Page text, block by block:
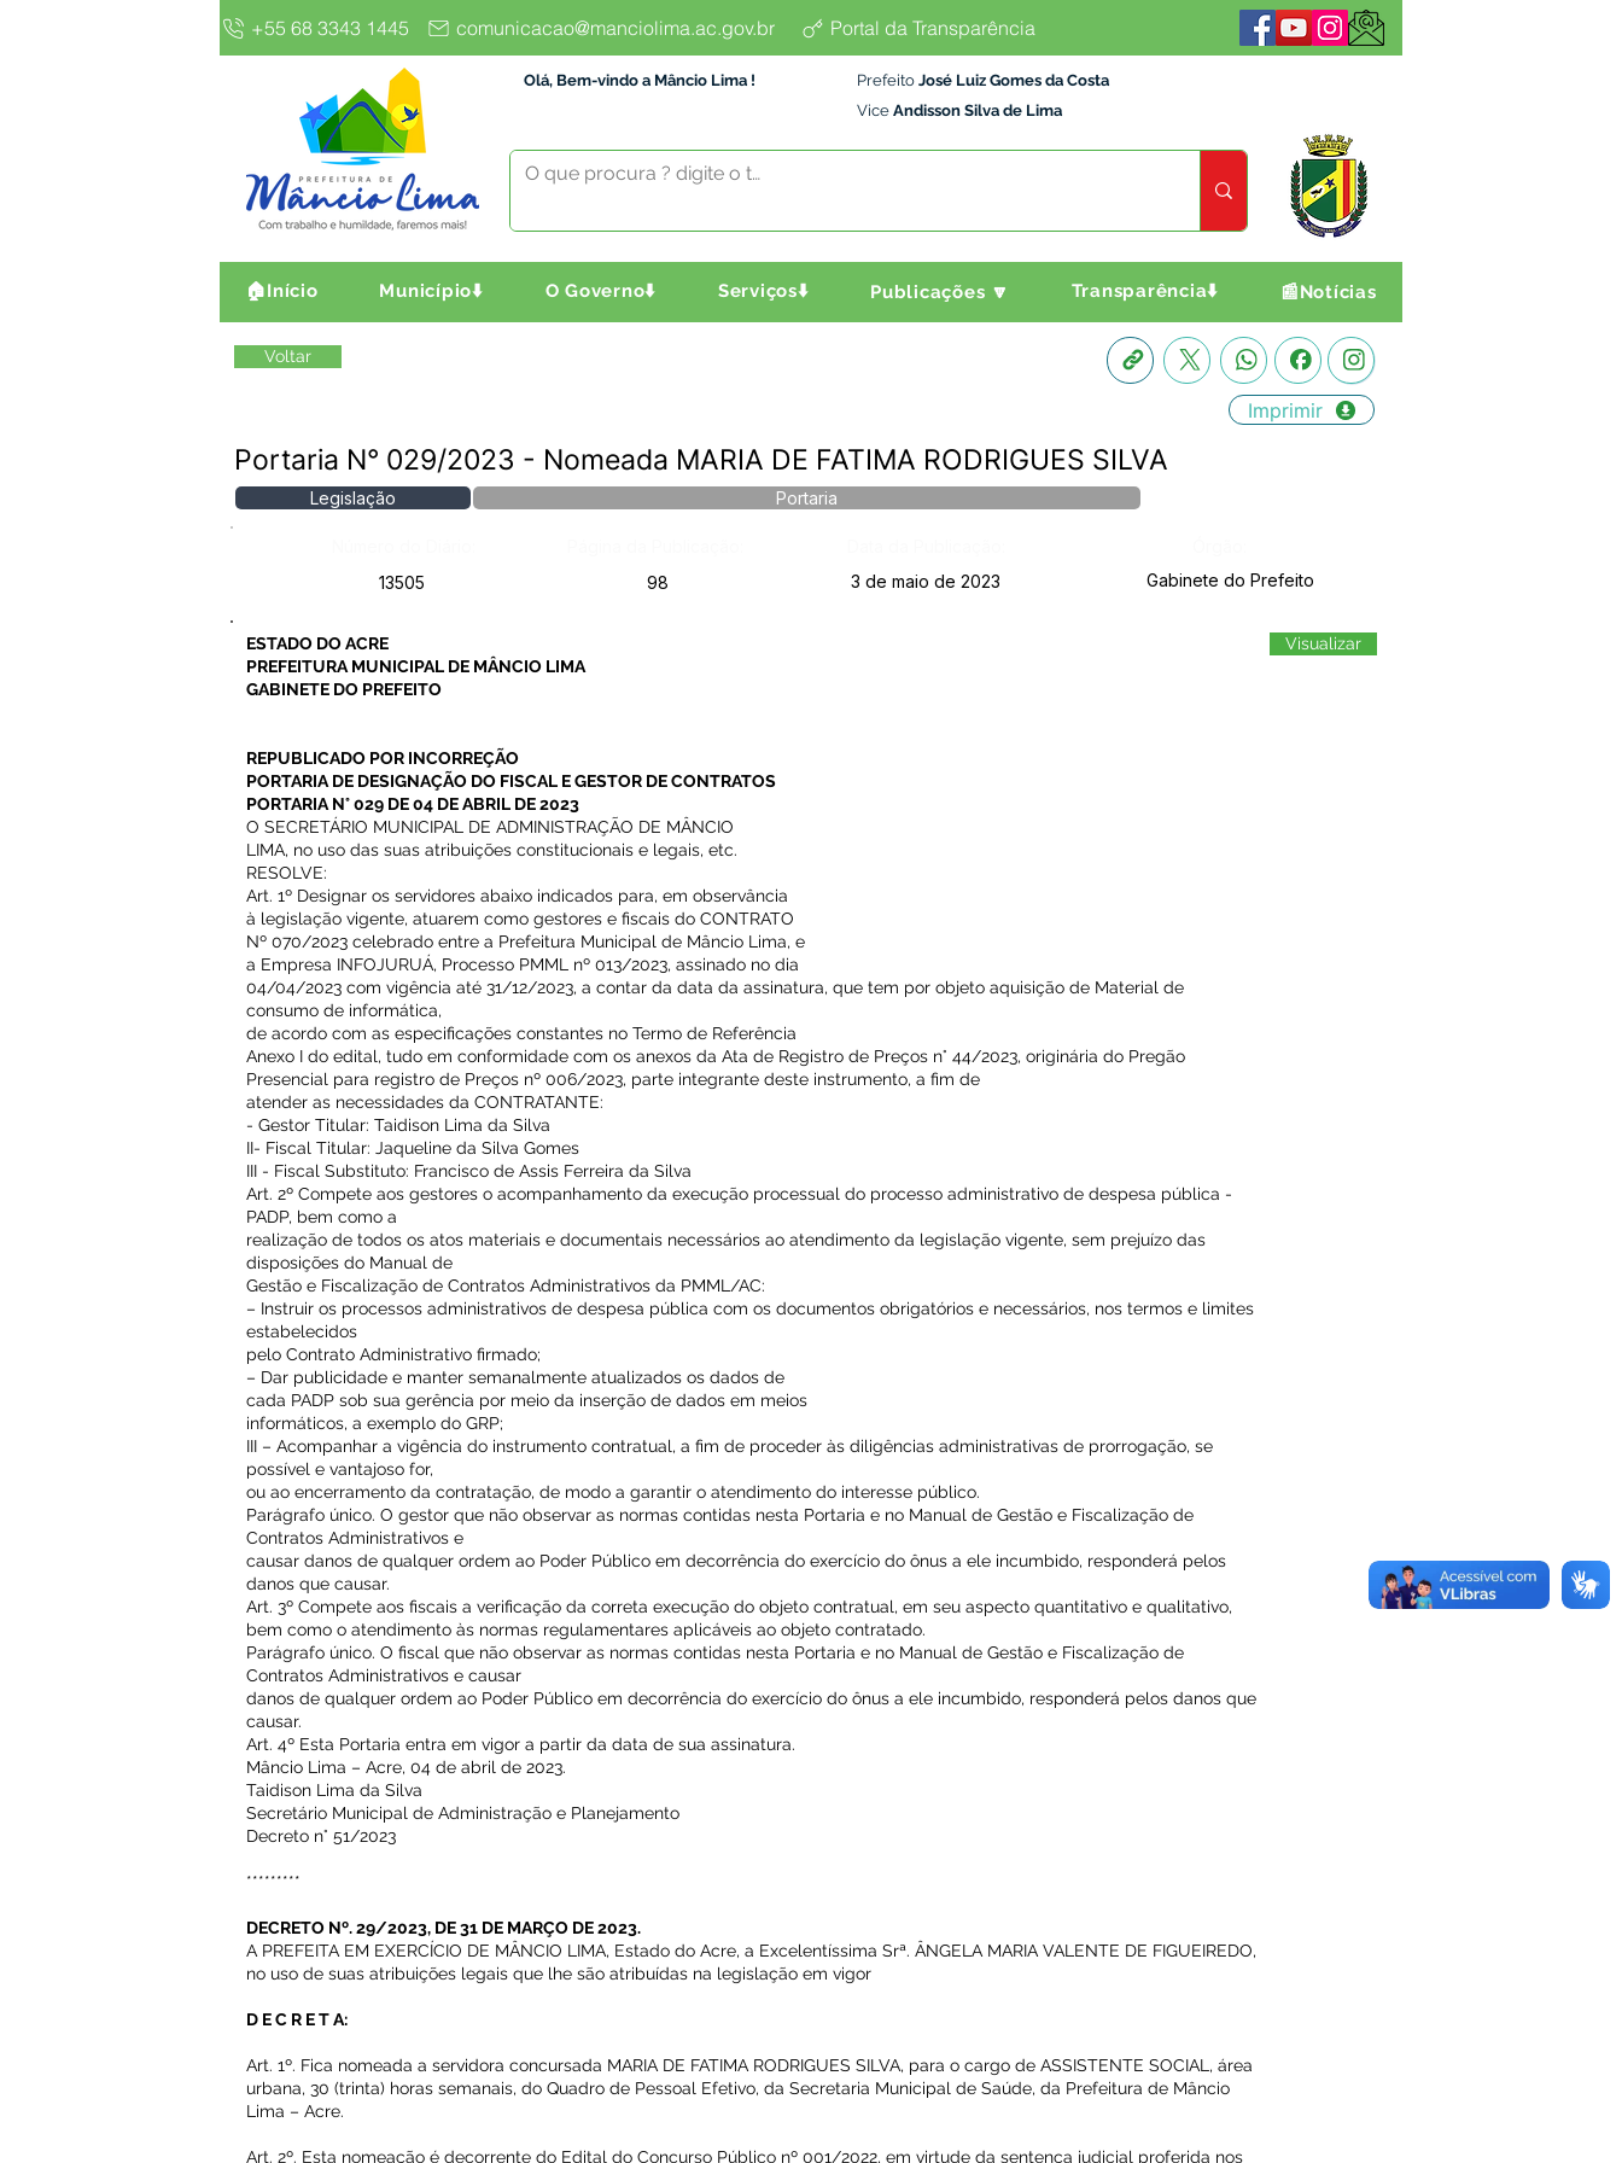
+55 68 3343 1445 comunicacao@manciolima.ac.gov.br Portal da Transparência
Olá, Bem-vindo a Mâncio Lima ! Prefeito José Luiz Gomes da Costa
Vice Andisson Silva de Lima
🏠Início Município⬇️ O Governo⬇️ Serviços⬇️ Publicações 🔽 Transparência⬇️ 📰Notícias
Voltar
Imprimir
Portaria N° 029/2023 - Nomeada MARIA DE FATIMA RODRIGUES SILVA
Legislação Portaria
13505
98 3 de maio de 2023 Gabinete do Prefeito
ESTADO DO ACRE
PREFEITURA MUNICIPAL DE MÂNCIO LIMA
GABINETE DO PREFEITO
REPUBLICADO POR INCORREÇÃO
PORTARIA DE DESIGNAÇÃO DO FISCAL E GESTOR DE CONTRATOS
PORTARIA N° 029 DE 04 DE ABRIL DE 2023
O SECRETÁRIO MUNICIPAL DE ADMINISTRAÇÃO DE MÂNCIO
LIMA, no uso das suas atribuições constitucionais e legais, etc.
RESOLVE:
Art. 1º Designar os servidores abaixo indicados para, em observância
à legislação vigente, atuarem como gestores e fiscais do CONTRATO
Nº 070/2023 celebrado entre a Prefeitura Municipal de Mâncio Lima, e
a Empresa INFOJURUÁ, Processo PMML nº 013/2023, assinado no dia
04/04/2023 com vigência até 31/12/2023, a contar da data da assinatura, que tem por objeto aquisição de Material de
consumo de informática,
de acordo com as especificações constantes no Termo de Referência
Anexo I do edital, tudo em conformidade com os anexos da Ata de Registro de Preços n° 44/2023, originária do Pregão
Presencial para registro de Preços nº 006/2023, parte integrante deste instrumento, a fim de
atender as necessidades da CONTRATANTE:
- Gestor Titular: Taidison Lima da Silva
II- Fiscal Titular: Jaqueline da Silva Gomes
III - Fiscal Substituto: Francisco de Assis Ferreira da Silva
Art. 2º Compete aos gestores o acompanhamento da execução processual do processo administrativo de despesa pública -
PADP, bem como a
realização de todos os atos materiais e documentais necessários ao atendimento da legislação vigente, sem prejuízo das
disposições do Manual de
Gestão e Fiscalização de Contratos Administrativos da PMML/AC:
– Instruir os processos administrativos de despesa pública com os documentos obrigatórios e necessários, nos termos e limites
estabelecidos
pelo Contrato Administrativo firmado;
– Dar publicidade e manter semanalmente atualizados os dados de
cada PADP sob sua gerência por meio da inserção de dados em meios
informáticos, a exemplo do GRP;
III – Acompanhar a vigência do instrumento contratual, a fim de proceder às diligências administrativas de prorrogação, se
possível e vantajoso for,
ou ao encerramento da contratação, de modo a garantir o atendimento do interesse público.
Parágrafo único. O gestor que não observar as normas contidas nesta Portaria e no Manual de Gestão e Fiscalização de
Contratos Administrativos e
causar danos de qualquer ordem ao Poder Público em decorrência do exercício do ônus a ele incumbido, responderá pelos
danos que causar.
Art. 3º Compete aos fiscais a verificação da correta execução do objeto contratual, em seu aspecto quantitativo e qualitativo,
bem como o atendimento às normas regulamentares aplicáveis ao objeto contratado.
Parágrafo único. O fiscal que não observar as normas contidas nesta Portaria e no Manual de Gestão e Fiscalização de
Contratos Administrativos e causar
danos de qualquer ordem ao Poder Público em decorrência do exercício do ônus a ele incumbido, responderá pelos danos que
causar.
Art. 4º Esta Portaria entra em vigor a partir da data de sua assinatura.
Mâncio Lima – Acre, 04 de abril de 2023.
Taidison Lima da Silva
Secretário Municipal de Administração e Planejamento
Decreto n° 51/2023
*********
DECRETO Nº. 29/2023, DE 31 DE MARÇO DE 2023.
A PREFEITA EM EXERCÍCIO DE MÂNCIO LIMA, Estado do Acre, a Excelentíssima Srª. ÂNGELA MARIA VALENTE DE FIGUEIREDO,
no uso de suas atribuições legais que lhe são atribuídas na legislação em vigor
D E C R E T A:
Art. 1º. Fica nomeada a servidora concursada MARIA DE FATIMA RODRIGUES SILVA, para o cargo de ASSISTENTE SOCIAL, área
urbana, 30 (trinta) horas semanais, do Quadro de Pessoal Efetivo, da Secretaria Municipal de Saúde, da Prefeitura de Mâncio
Lima – Acre.
Art. 2º. Esta nomeação é decorrente do Edital do Concurso Público nº 001/2022, em virtude da sentença judicial proferida nos
Visualizar